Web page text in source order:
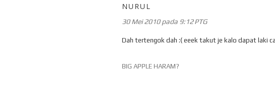
NURUL
30 Mei 2010 pada 9:12 PTG
Dah tertengok dah :( eeek takut je kalo dapat laki
BIG APPLE HARAM?